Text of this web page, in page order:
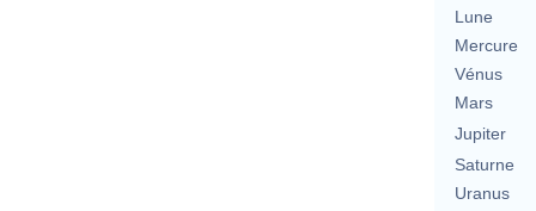
Lune
Mercure
Vénus
Mars
Jupiter
Saturne
Uranus